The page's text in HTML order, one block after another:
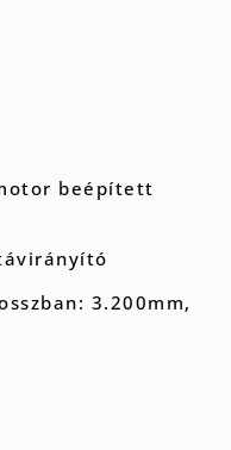
beépített
3.200mm,